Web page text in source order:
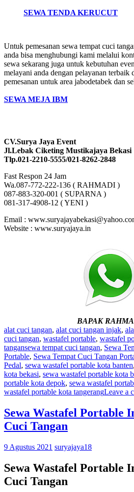
SEWA TENDA KERUCUT
Untuk pemesanan sewa tempat cuci
anda bisa menghubungi kami melalui
sewa sekarang juga untuk kebutuhan
melayani anda dengan pelayanan terbaik
pemesanan untuk area jabodetabek dan
SEWA MEJA IBM
CV.Surya Jaya Event
Jl.Lebak Ciketing Mustikajaya Bekasi
Tlp.021-2210-5555/021-8262-2848
Fast Respon 24 Jam
Wa.087-772-222-136 ( RAHMADI )
087-883-320-001 ( SUPARNA )
081-317-4908-12 ( YENI )
Email :
Website : www.suryajaya.in
BAPAK
alat cuci tangan, alat cuci tangan injak,
cuci tangan, wastafel portable, wastafel
tangansewa tempat cuci tangan, Sewa
Portable, Sewa Tempat Cuci Tangan
Pedal, sewa wastafel portable kota banten,
kota bekasi, sewa wastafel portable kota
portable kota depok, sewa wastafel
wastafel portable kota tangerangLeave a
Sewa Wastafel Portable
Cuci Tangan
9 Agustus 2021 suryajaya18
Sewa Wastafel Portable
Cuci Tangan